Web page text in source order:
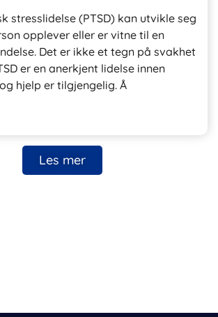
stresslidelse (PTSD) kan utvikle seg
opplever eller er vitne til en
Det er ikke et tegn på svakhet
er en anerkjent lidelse innen
hjelp er tilgjengelig. Å
Les mer